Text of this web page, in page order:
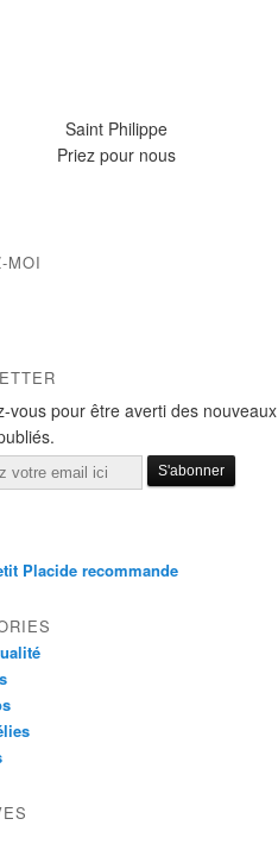
Saint Philippe
Priez pour nous
MOI
vous pour être averti des nouveaux
Placide recommande